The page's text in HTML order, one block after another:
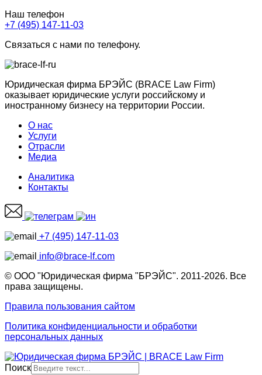
Наш телефон
+7 (495) 147-11-03
Связаться с нами по телефону.
Юридическая фирма БРЭЙС (BRACE Law Firm)
оказывает юридические услуги российскому и
иностранному бизнесу на территории России.
О нас
Услуги
Отрасли
Медиа
Аналитика
Контакты
+7 (495) 147-11-03
info@brace-lf.com
© ООО "Юридическая фирма "БРЭЙС". 2011-2026. Все
права защищены.
Правила пользования сайтом
Политика конфиденциальности и обработки
персональных данных
Поиск